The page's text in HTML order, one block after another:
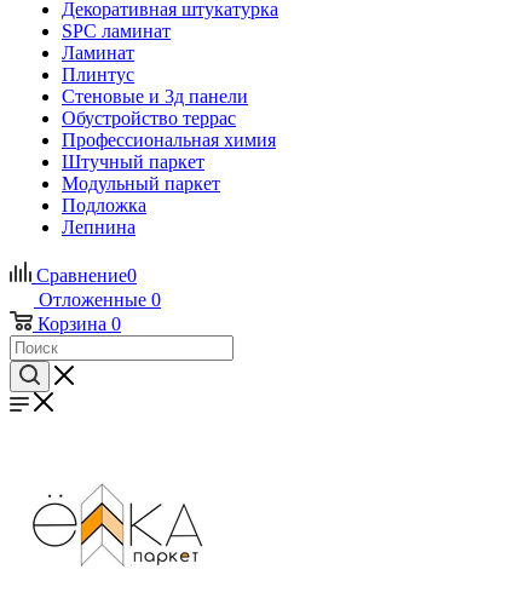
Декоративная штукатурка
SPC ламинат
Ламинат
Плинтус
Стеновые и 3д панели
Обустройство террас
Профессиональная химия
Штучный паркет
Модульный паркет
Подложка
Лепнина
Сравнение0
Отложенные 0
Корзина 0